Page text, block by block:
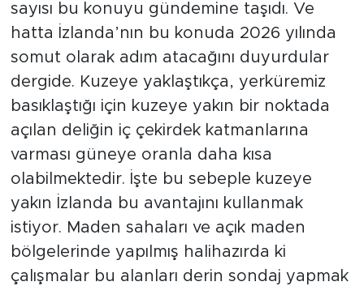
sayısı bu konuyu gündemine taşıdı. Ve
hatta İzlanda’nın bu konuda 2026 yılında
somut olarak adım atacağını duyurdular
dergide. Kuzeye yaklaştıkça, yerküremiz
basıklaştığı için kuzeye yakın bir noktada
açılan deliğin iç çekirdek katmanlarına
varması güneye oranla daha kısa
olabilmektedir. İşte bu sebeple kuzeye
yakın İzlanda bu avantajını kullanmak
istiyor. Maden sahaları ve açık maden
bölgelerinde yapılmış halihazırda ki
çalışmalar bu alanları derin sondaj yapmak